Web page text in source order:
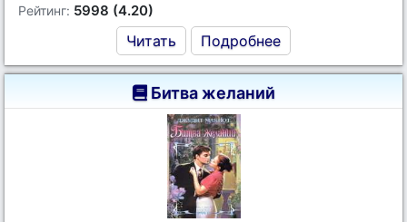
Рейтинг: 5998 (4.20)
Читать Подробнее
Битва желаний